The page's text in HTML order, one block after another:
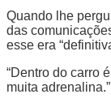
Quando lhe
das
esse era
“Dentro do carro
muita adrenalina.”